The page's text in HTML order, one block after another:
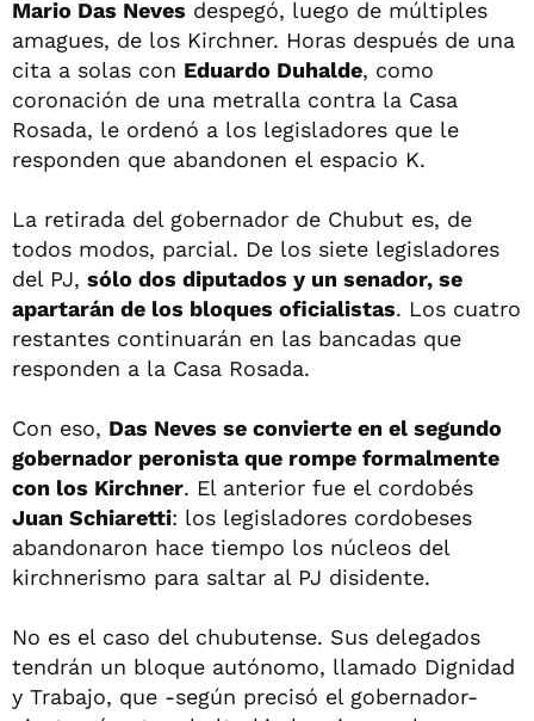
Mario Das Neves despegó, luego de múltiples
amagues, de los Kirchner. Horas después de una
cita a solas con Eduardo Duhalde, como
coronación de una metralla contra la Casa
Rosada, le ordenó a los legisladores que le
responden que abandonen el espacio K.
La retirada del gobernador de Chubut es, de
todos modos, parcial. De los siete legisladores
del PJ, sólo dos diputados y un senador, se
apartarán de los bloques oficialistas. Los cuatro
restantes continuarán en las bancadas que
responden a la Casa Rosada.
Con eso, Das Neves se convierte en el segundo
gobernador peronista que rompe formalmente
con los Kirchner. El anterior fue el cordobés
Juan Schiaretti: los legisladores cordobeses
abandonaron hace tiempo los núcleos del
kirchnerismo para saltar al PJ disidente.
No es el caso del chubutense. Sus delegados
tendrán un bloque autónomo, llamado Dignidad
y Trabajo, que -según precisó el gobernador-